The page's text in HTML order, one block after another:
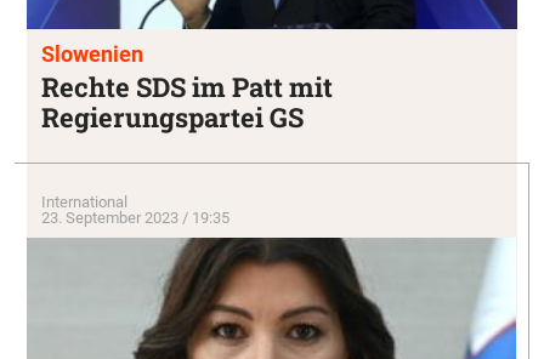
Slowenien
Rechte SDS im Patt mit
Regierungspartei GS
International
23. September 2023 / 19:35